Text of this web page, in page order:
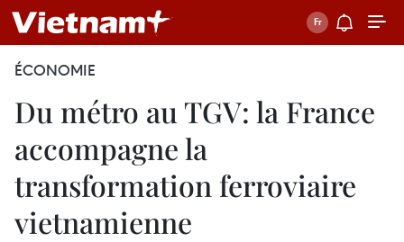
ÉCONOMIE
Du métro au TGV: la France
accompagne la
transformation ferroviaire
vietnamienne